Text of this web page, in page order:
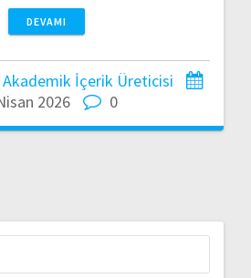
DEVAMI
İçerik Üreticisi
2026
0